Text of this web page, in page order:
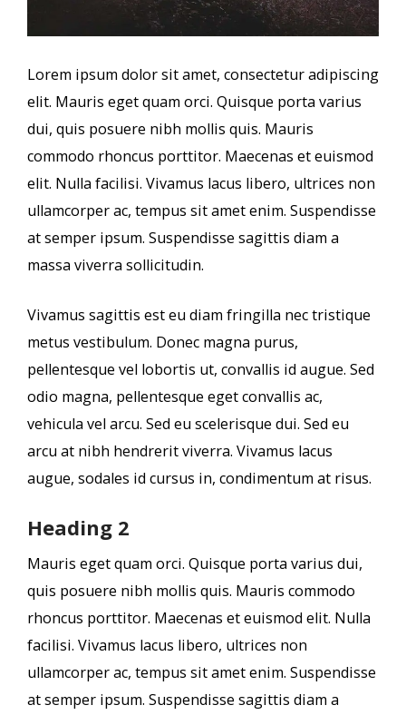
Lorem ipsum dolor sit amet, consectetur adipiscing
elit. Mauris eget quam orci. Quisque porta varius
dui, quis posuere nibh mollis quis. Mauris
commodo rhoncus porttitor. Maecenas et euismod
elit. Nulla facilisi. Vivamus lacus libero, ultrices non
ullamcorper ac, tempus sit amet enim. Suspendisse
at semper ipsum. Suspendisse sagittis diam a
massa viverra sollicitudin.
Vivamus sagittis est eu diam fringilla nec tristique
metus vestibulum. Donec magna purus,
pellentesque vel lobortis ut, convallis id augue. Sed
odio magna, pellentesque eget convallis ac,
vehicula vel arcu. Sed eu scelerisque dui. Sed eu
arcu at nibh hendrerit viverra. Vivamus lacus
augue, sodales id cursus in, condimentum at risus.
Heading 2
Mauris eget quam orci. Quisque porta varius dui,
quis posuere nibh mollis quis. Mauris commodo
rhoncus porttitor. Maecenas et euismod elit. Nulla
facilisi. Vivamus lacus libero, ultrices non
ullamcorper ac, tempus sit amet enim. Suspendisse
at semper ipsum. Suspendisse sagittis diam a